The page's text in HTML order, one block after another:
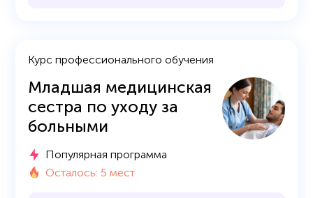
Курс профессионального обучения
Младшая медицинская
сестра по уходу за
больными
Популярная программа
Осталось: 5 мест